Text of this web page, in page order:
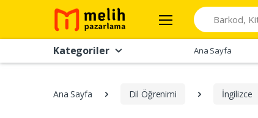
Search
Kategoriler Ana Sayfa
Ana Sayfa Dil Öğrenimi İngilizce